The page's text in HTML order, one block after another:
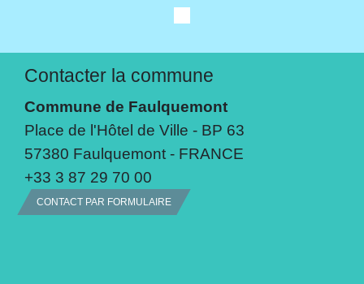
Contacter la commune
Commune de Faulquemont
Place de l'Hôtel de Ville - BP 63
57380 Faulquemont - FRANCE
+33 3 87 29 70 00
CONTACT PAR FORMULAIRE